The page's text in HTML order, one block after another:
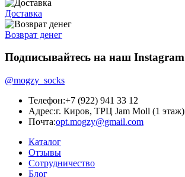
Доставка
Возврат денег
Подписывайтесь на наш Instagram
@mogzy_socks
Телефон:+7 (922) 941 33 12
Адрес:г. Киров, ТРЦ Jam Moll (1 этаж)
Почта:opt.mogzy@gmail.com
Каталог
Отзывы
Сотрудничество
Блог